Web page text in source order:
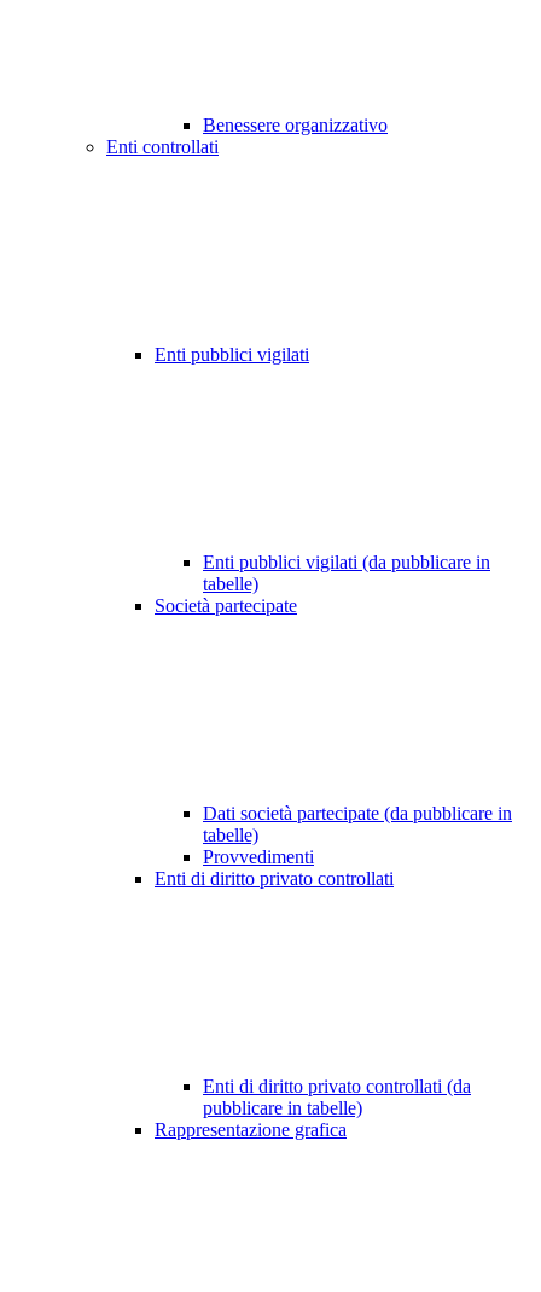
Benessere organizzativo
Enti controllati
Enti pubblici vigilati
Enti pubblici vigilati (da pubblicare in
tabelle)
Società partecipate
Dati società partecipate (da pubblicare in
tabelle)
Provvedimenti
Enti di diritto privato controllati
Enti di diritto privato controllati (da
pubblicare in tabelle)
Rappresentazione grafica